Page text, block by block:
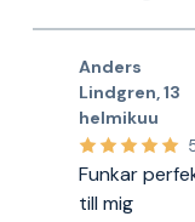
Anders
Lindgren 13
helmikuu
Funkar
till mig